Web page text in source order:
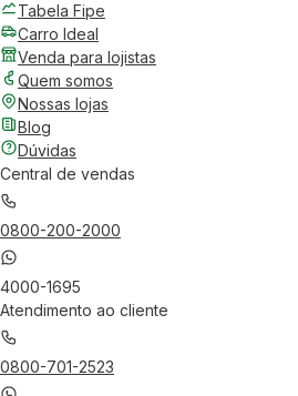
Tabela Fipe
Carro Ideal
Venda para lojistas
Quem somos
Nossas lojas
Blog
Dúvidas
Central de vendas
0800-200-2000
4000-1695
Atendimento ao cliente
0800-701-2523